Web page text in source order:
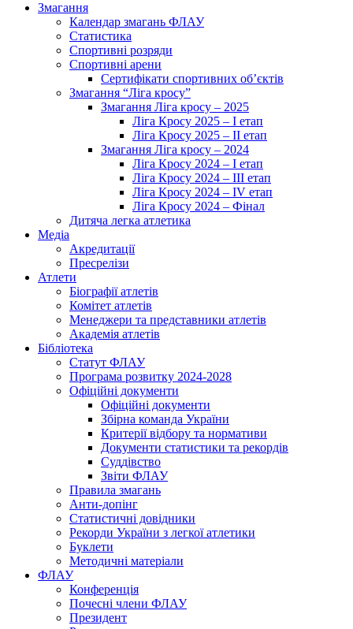
Змагання
Календар змагань ФЛАУ
Статистика
Спортивні розряди
Спортивні арени
Сертифікати спортивних об’єктів
Змагання “Ліга кросу”
Змагання Ліга кросу – 2025
Ліга Кросу 2025 – I етап
Ліга Кросу 2025 – II етап
Змагання Ліга кросу – 2024
Ліга Кросу 2024 – I етап
Ліга Кросу 2024 – III етап
Ліга Кросу 2024 – IV етап
Ліга Кросу 2024 – Фінал
Дитяча легка атлетика
Медіа
Акредитації
Пресрелізи
Атлети
Біографії атлетів
Комітет атлетів
Менеджери та представники атлетів
Академія атлетів
Бібліотека
Статут ФЛАУ
Програма розвитку 2024-2028
Офіційні документи
Офіційні документи
Збірна команда України
Критерії відбору та нормативи
Документи статистики та рекордів
Суддівство
Звіти ФЛАУ
Правила змагань
Анти-допінг
Статистичні довідники
Рекорди України з легкої атлетики
Буклети
Методичні матеріали
ФЛАУ
Конференція
Почесні члени ФЛАУ
Президент